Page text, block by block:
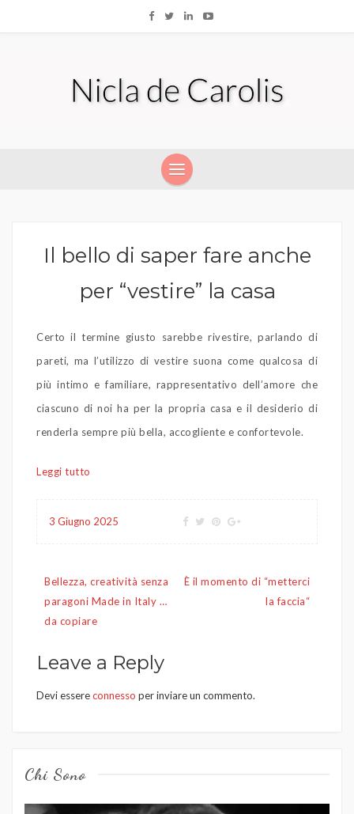
Il bello di saper fare anche
per “vestire” la casa
Certo il termine giusto sarebbe rivestire, parlando di
pareti, ma l’utilizzo di vestire suona come qualcosa di
più intimo e familiare, rappresentativo dell’amore che
ciascuno di noi ha per la propria casa e il desiderio di
renderla sempre più bella, accogliente e confortevole.
Leggi tutto
3 Giugno 2025
Navigazione
articoli
Bellezza, creatività senza
paragoni Made in Italy …
da copiare
È il momento di “metterci
la faccia“
Leave a Reply
Devi essereconnesso per inviare un commento.
Chi Sono